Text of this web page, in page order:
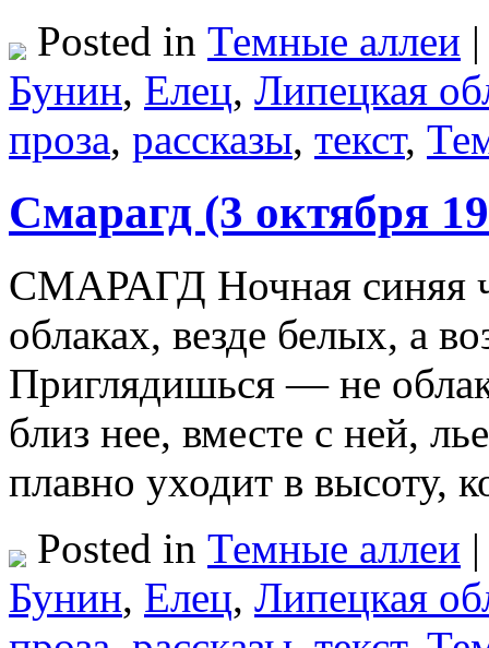
Posted in Темные аллеи |
Бунин, Елец, Липецкая
проза, рассказы, текст,
Смарагд (3 октября
СМАРАГД Ночная синяя
облаках, везде белых, а
Приглядишься — не
близ нее, вместе с ней,
плавно уходит в высоту,
Posted in Темные аллеи |
Бунин, Елец, Липецкая